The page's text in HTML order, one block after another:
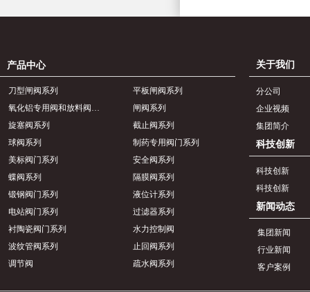
刀型闸阀系列
氧化铝专用阀和放料阀系列
旋塞阀系列
球阀系列
美标阀门系列
蝶阀系列
锻钢阀门系列
电站阀门系列
衬陶瓷阀门系列
波纹管阀系列
调节阀
科技创新
科技创新
分公司
企业视频
集团简介
平板闸阀系列
闸阀系列
截止阀系列
制药专用阀门系列
安全阀系列
隔膜阀系列
液位计系列
过滤器系列
水力控制阀
止回阀系列
疏水阀系列
集团新闻
行业新闻
客户案例
产品中心 关于我们
科技创新
新闻动态